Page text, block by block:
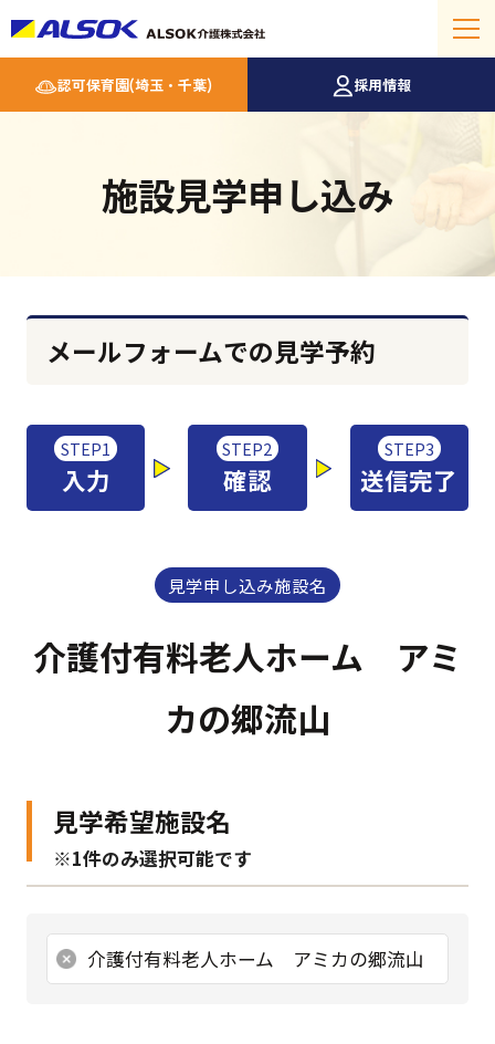
認可保育園(埼玉・千葉) 採用情報
施設見学申し込み
メールフォームでの見学予約
STEP1
入力
STEP2
確認
STEP3
送信完了
見学申し込み施設名
介護付有料老人ホーム アミ
カの郷流山
見学希望施設名
※1件のみ選択可能です
介護付有料老人ホーム アミカの郷流山